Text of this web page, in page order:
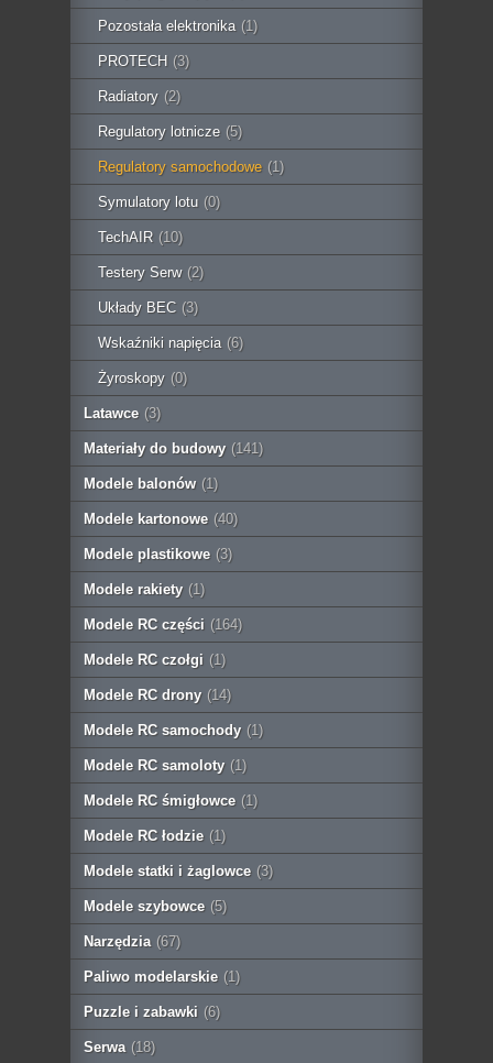
Pozostała elektronika (1)
PROTECH (3)
Radiatory (2)
Regulatory lotnicze (5)
Regulatory samochodowe (1)
Symulatory lotu (0)
TechAIR (10)
Testery Serw (2)
Układy BEC (3)
Wskaźniki napięcia (6)
Żyroskopy (0)
Latawce (3)
Materiały do budowy (141)
Modele balonów (1)
Modele kartonowe (40)
Modele plastikowe (3)
Modele rakiety (1)
Modele RC części (164)
Modele RC czołgi (1)
Modele RC drony (14)
Modele RC samochody (1)
Modele RC samoloty (1)
Modele RC śmigłowce (1)
Modele RC łodzie (1)
Modele statki i żaglowce (3)
Modele szybowce (5)
Narzędzia (67)
Paliwo modelarskie (1)
Puzzle i zabawki (6)
Serwa (18)